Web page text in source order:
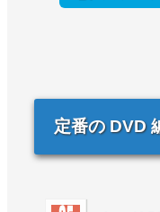
定番の DVD